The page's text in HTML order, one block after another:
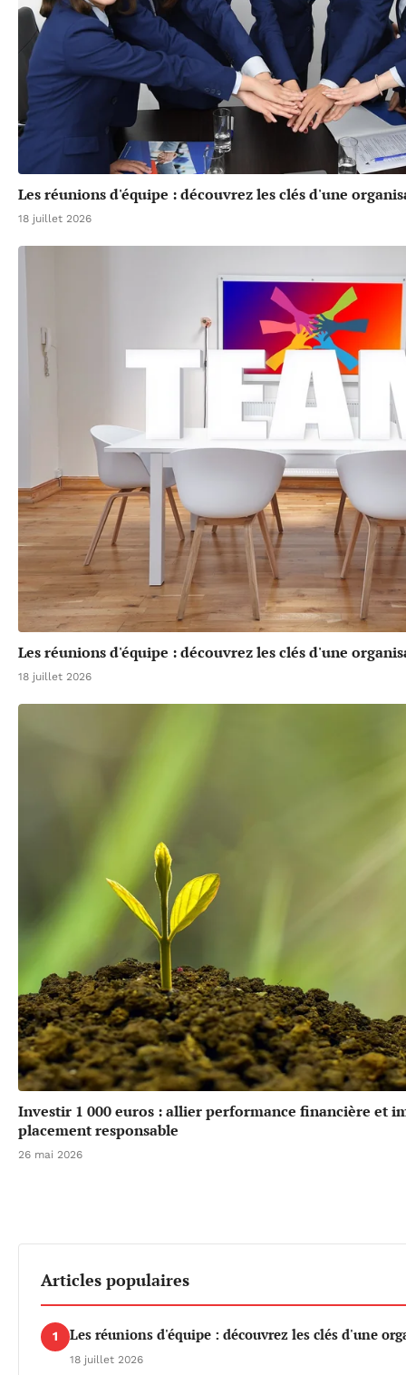
Les réunions d'équipe : découvrez les clés d'une
18 juillet 2026
Les réunions d'équipe : découvrez les clés d'une
18 juillet 2026
Investir 1 000 euros : allier performance financière et
placement responsable
26 mai 2026
Articles populaires
1 Les réunions d'équipe : découvrez les clés d'une
18 juillet 2026